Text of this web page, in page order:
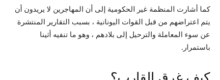
كما أشارت المنظمة غير الحكومية إلى أن المهاجرين لا يريدون أن
يتم اعتراضهم من قبل القوات اليونانية ، بسبب التقارير المنتشرة
عن سوء المعاملة والترحيل إلى بلادهم ، وهو ما تنفيه أثينا
باستمرار.